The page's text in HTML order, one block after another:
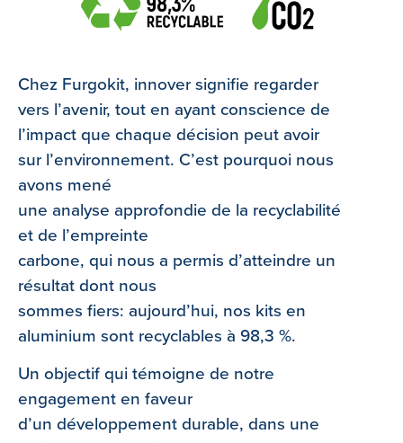
Chez Furgokit, innover signifie regarder
vers l’avenir, tout en ayant conscience de
l’impact que chaque décision peut avoir
sur l’environnement. C’est pourquoi nous
avons mené
une analyse approfondie de la recyclabilité
et de l’empreinte
carbone, qui nous a permis d’atteindre un
résultat dont nous
sommes fiers: aujourd’hui, nos kits en
aluminium sont recyclables à 98,3 %.
Un objectif qui témoigne de notre
engagement en faveur
d’un développement durable, dans une